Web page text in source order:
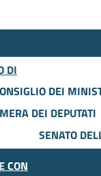
DI
DEI
DEI DEPUTATI
SENATO
CON